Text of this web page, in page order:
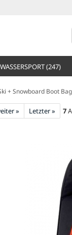
WASSERSPORT (247)
+ Snowboard Boot
» Letzter » 7